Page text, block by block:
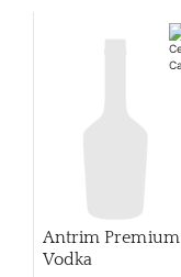
Antrim Premium
Vodka